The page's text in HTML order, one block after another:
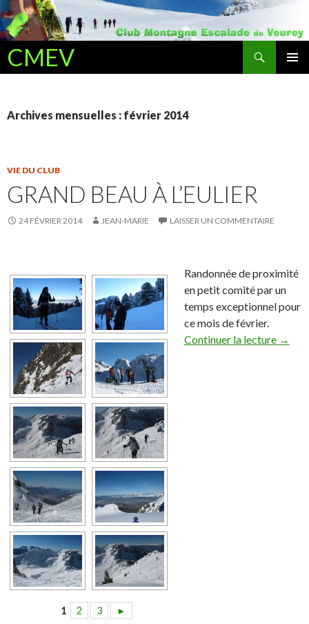
CMEV
Recherche
ALLER AU CONTENU PRINCIPAL
Archives mensuelles : février 2014
VIE DU CLUB
GRAND BEAU À L’EULIER
24 FÉVRIER 2014 JEAN-MARIE LAISSER UN COMMENTAIRE
1 2 3 ►
Randonnée de proximité
en petit comité par un
temps exceptionnel pour
ce mois de février.
Continuer la lecture →